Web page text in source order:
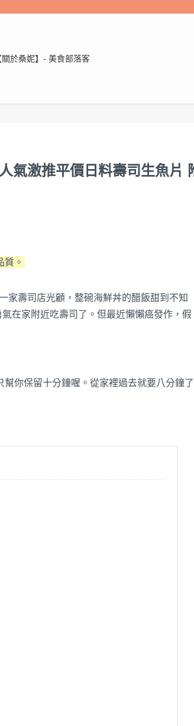
於桑妮】- 美食部落客
氣激推平價日料壽司生魚片
質。
家壽司店光顧，整碗海鮮丼的醋飯甜到不知
在家附近吃壽司了。但最近懶懶癌發作，假
你保留十分鐘喔。從家裡過去就要八分鐘了